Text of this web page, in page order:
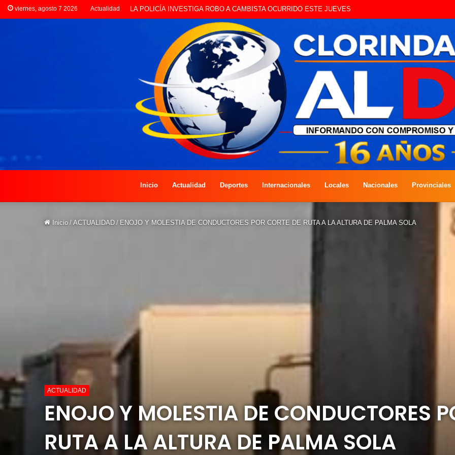
viernes, agosto 7 2026 Actualidad PREOCUPACIÓN POR MOTOS QUE CIRCULAN SIN ILUMINACIÓN
Inicio Actualidad Deportes Internacionales Locales Nacionales Provinciales
Inicio / ACTUALIDAD / ENOJO Y MOLESTIA DE CONDUCTORES POR CORTE DE RUTA A LA ALTURA DE PALMA SOLA
ACTUALIDAD
ENOJO Y MOLESTIA DE CONDUCTORES
RUTA A LA ALTURA DE PALMA SOLA